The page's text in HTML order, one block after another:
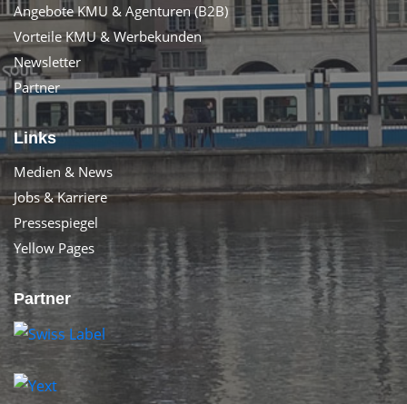
Angebote KMU & Agenturen (B2B)
Vorteile KMU & Werbekunden
Newsletter
Partner
Links
Medien & News
Jobs & Karriere
Pressespiegel
Yellow Pages
Partner